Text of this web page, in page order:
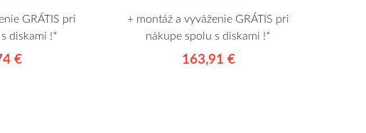
GRÁTIS pri
diskami !*
€
+ montáž a vyváženie GRÁTIS pri
nákupe spolu s diskami !*
163,91 €